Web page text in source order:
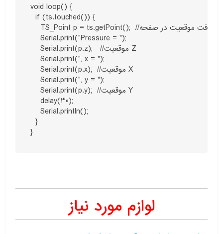
void loop() {
  if (ts.touched()) {
    TS_Point p = ts.getPoint();  //تعریفق شی از کلاس متابخانه جهت دریافت موقعیت در صفحه
    Serial.print("Pressure = ");
    Serial.print(p.z);   //موقعیت Z
    Serial.print(", x = ");
    Serial.print(p.x);  //موقعیت X
    Serial.print(", y = ");
    Serial.print(p.y);  //موقعیت Y
    delay(30);
    Serial.println();
  }
}
لوازم مورد نیاز